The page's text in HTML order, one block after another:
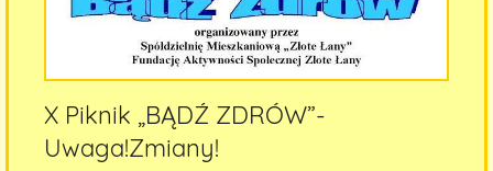
X Piknik „BĄDŹ ZDRÓW”-
Uwaga!Zmiany!